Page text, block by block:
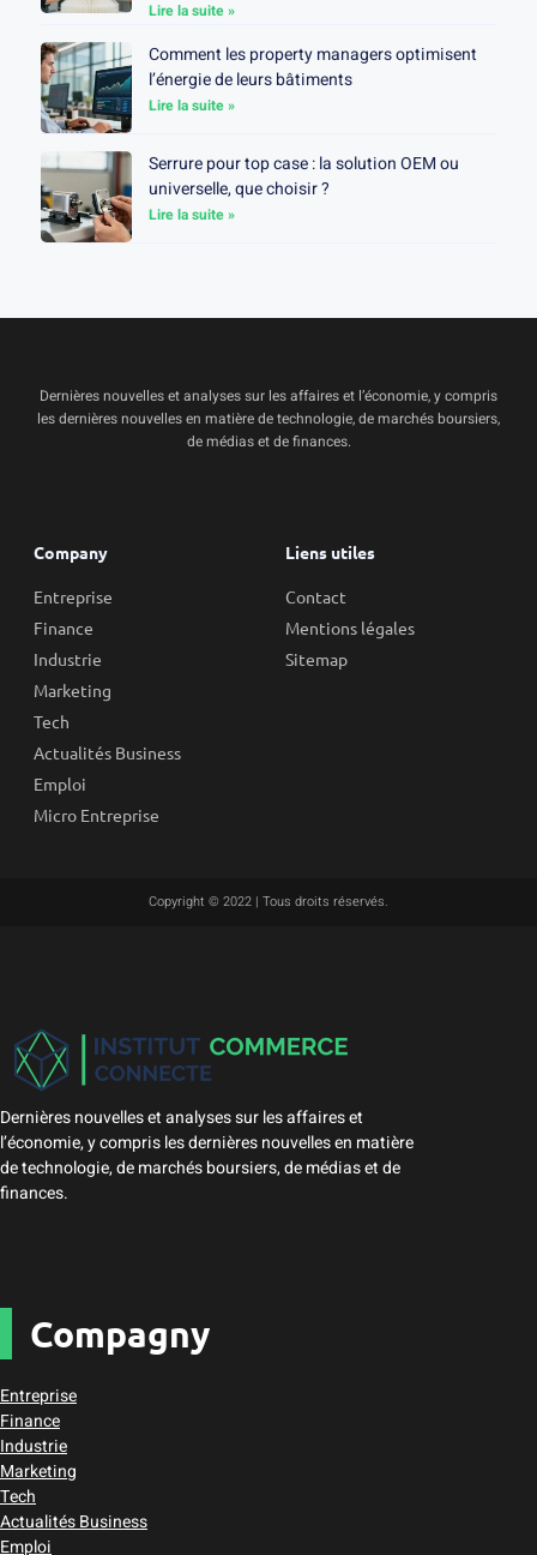
Lire la suite »
Comment les property managers optimisent
l’énergie de leurs bâtiments
Lire la suite »
Serrure pour top case : la solution OEM ou
universelle, que choisir ?
Lire la suite »
Dernières nouvelles et analyses sur les affaires et l’économie, y compris
les dernières nouvelles en matière de technologie, de marchés boursiers,
de médias et de finances.
Company
Entreprise
Finance
Industrie
Marketing
Tech
Actualités Business
Emploi
Micro Entreprise
Liens utiles
Contact
Mentions légales
Sitemap
Copyright © 2022 | Tous droits réservés.
Dernières nouvelles et analyses sur les affaires et
l’économie, y compris les dernières nouvelles en matière
de technologie, de marchés boursiers, de médias et de
finances.
Compagny
Entreprise
Finance
Industrie
Marketing
Tech
Actualités Business
Emploi